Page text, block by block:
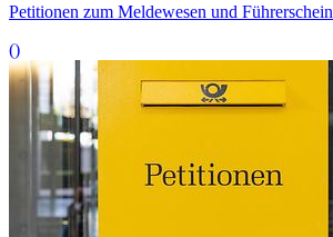
Petitionen zum Meldewesen und
()